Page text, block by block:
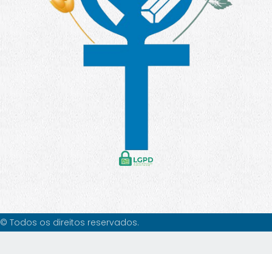
© Todos os direitos reservados.